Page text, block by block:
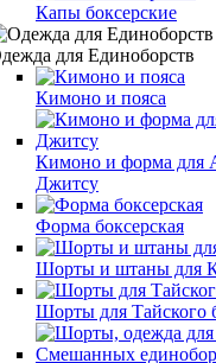
Капы боксерские
для Единоборств
Кимоно и пояса
Кимоно и форма для
Джитсу
Форма боксерская
Шорты и штаны для
Шорты для Тайского